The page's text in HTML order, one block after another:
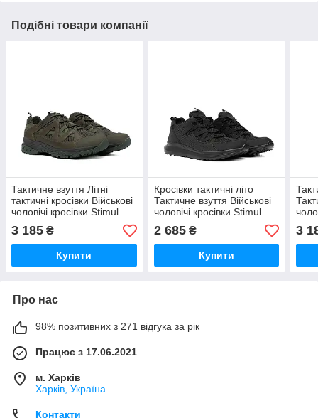
Подібні товари компанії
Тактичне взуття Літні
тактичні кросівки Військові
чоловічі кросівки Stimul
Стимул Штурм олива
размер 36-46
3 185 ₴
Купити
Кросівки тактичні літо
Тактичне взуття Військові
чоловічі кросівки Stimul
Стимул Райдер чорні
розмір 40-46
2 685₴
Купити
3
Про нас
98% позитивних з 271 відгука за рік
Працює з 17.06.2021
м. Харків
Харків, Україна
Контакти